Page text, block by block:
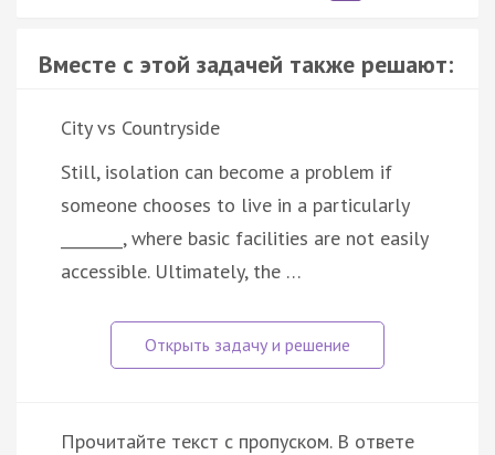
Вместе с этой задачей также решают:
City vs Countryside
Still, isolation can become a problem if
someone chooses to live in a particularly
________, where basic facilities are not easily
accessible. Ultimately, the …
Прочитайте текст с пропуском. В ответе